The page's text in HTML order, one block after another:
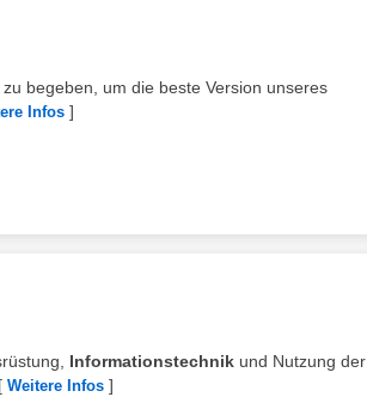
begeben, um die beste Version unseres
Infos ]
Informationstechnik und Nutzung der
[ Weitere Infos ]